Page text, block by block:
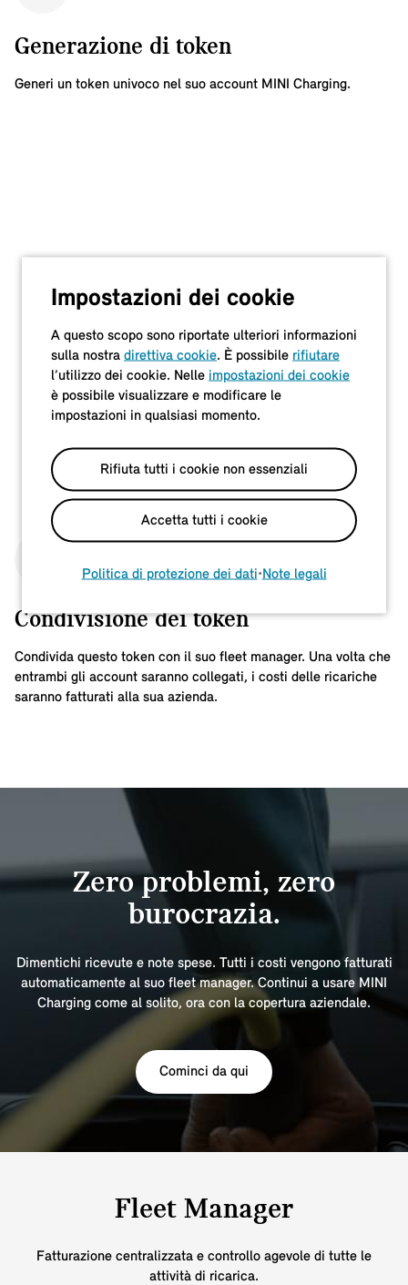
Generazione di token
Generi un token univoco nel suo account MINI Charging.
Condivisione dei token
Condivida questo token con il suo fleet manager. Una volta che
entrambi gli account saranno collegati, i costi delle ricariche
saranno fatturati alla sua azienda.
Zero problemi, zero
burocrazia.
Dimentichi ricevute e note spese. Tutti i costi vengono fatturati
automaticamente al suo fleet manager. Continui a usare MINI
Charging come al solito, ora con la copertura aziendale.
Cominci da qui
Fleet Manager
Fatturazione centralizzata e controllo agevole di tutte le
attività di ricarica.
Impostazioni dei cookie
A questo scopo sono riportate ulteriori informazioni
sulla nostra direttiva cookie. È possibile rifiutare
l’utilizzo dei cookie. Nelle impostazioni dei cookie
è possibile visualizzare e modificare le
impostazioni in qualsiasi momento.
Rifiuta tutti i cookie non essenziali
Accetta tutti i cookie
Politica di protezione dei dati•Note legali